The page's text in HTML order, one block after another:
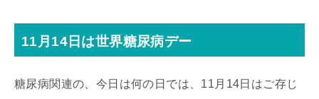
11月14日は世界糖尿病デー
糖尿病関連の、今日は何の日では、11月14日はご存じ